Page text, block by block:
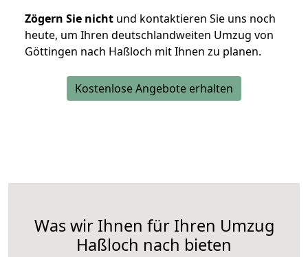
Zögern Sie nicht und kontaktieren Sie uns noch
heute, um Ihren deutschlandweiten Umzug von
Göttingen nach Haßloch mit Ihnen zu planen.
Kostenlose Angebote erhalten
Was wir Ihnen für Ihren Umzug
Haßloch nach bieten